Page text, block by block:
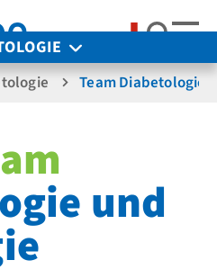
Team Diabetologie
und